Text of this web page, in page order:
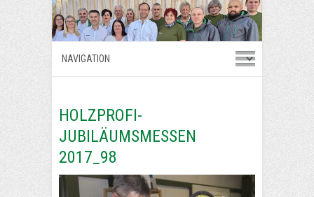
HOLZPROFI-
JUBILÄUMSMESSEN
2017_98